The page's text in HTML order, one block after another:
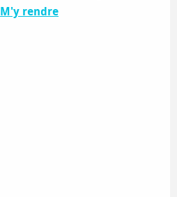
M'y rendre